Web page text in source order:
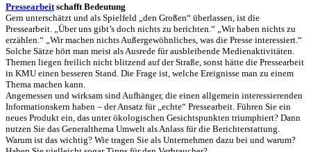
Pressearbeit schafft Bedeutung
Gern unterschätzt und als Spielfeld „den Großen“ überlassen, ist die
Pressearbeit. „Über uns gibt’s doch nichts zu berichten.“ „Wir haben nichts zu
erzählen.“ „Wir machen nichts Außergewöhnliches, was die Presse interessiert.“
Solche Sätze hört man meist als Ausrede für ausbleibende Medienaktivitäten.
Themen liegen freilich nicht blitzend auf der Straße, sonst hätte die Pressearbeit
in KMU einen besseren Stand. Die Frage ist, welche Ereignisse man zu einem
Thema machen kann.
Angemessen und wirksam sind Aufhänger, die einen allgemein interessierenden
Informationskern haben – der Ansatz für „echte“ Pressearbeit. Führen Sie ein
neues Produkt ein, das unter ökologischen Gesichtspunkten triumphiert? Dann
nutzen Sie das Generalthema Umwelt als Anlass für die Berichterstattung.
Warum ist das wichtig? Wie tragen Sie als Unternehmen dazu bei und warum?